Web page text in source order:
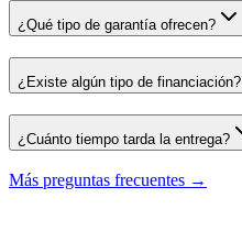
¿Qué tipo de garantía ofrecen?
¿Existe algún tipo de financiación?
¿Cuánto tiempo tarda la entrega?
Más preguntas frecuentes →